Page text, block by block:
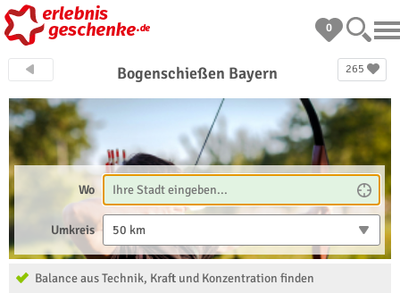
0
265
Bogenschießen Bayern
Wo
Umkreis 50 km
Balance aus Technik, Kraft und Konzentration finden